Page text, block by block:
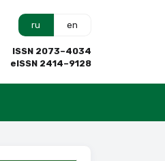
ru en
ISSN 2073–4034
eISSN 2414–9128